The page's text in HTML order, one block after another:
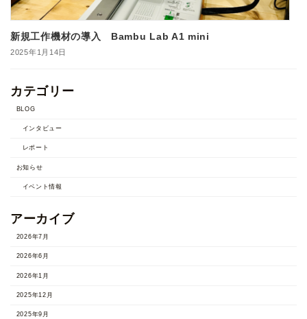
新規工作機材の導入 Bambu Lab A1 mini
2025年1月14日
カテゴリー
BLOG
インタビュー
レポート
お知らせ
イベント情報
アーカイブ
2026年7月
2026年6月
2026年1月
2025年12月
2025年9月